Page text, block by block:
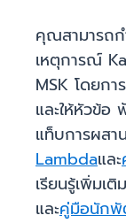
คุณสามารถ
เหตุการณ์
MSK โดยก
และให้หัวข้อ
แท็บการผส
Lambdaและ
เรียนรู้เพิ่มเ
และคู่มือนักพั